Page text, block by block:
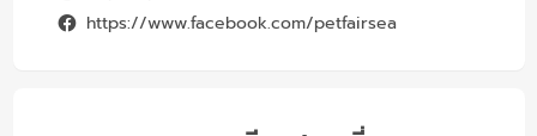
https://www.facebook.com/petfairsea